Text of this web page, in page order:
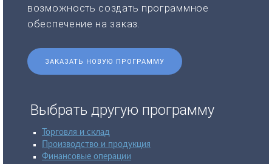
возможность создать программное
обеспечение на заказ.
ЗАКАЗАТЬ НОВУЮ ПРОГРАММУ
Выбрать другую программу
Торговля и склад
Производство и продукция
Финансовые операции